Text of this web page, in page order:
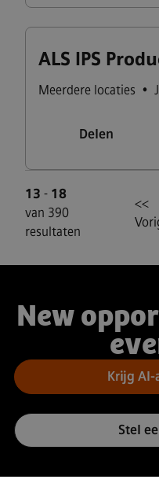
ALS IPS
Meerdere locaties •
Delen
13 - 18
van 390
resultaten
<<
New
Krijg
Stel